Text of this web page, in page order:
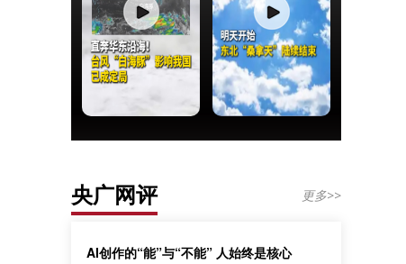
央广网评 更多>>
AI创作的“能”与“不能” 人始终是核心